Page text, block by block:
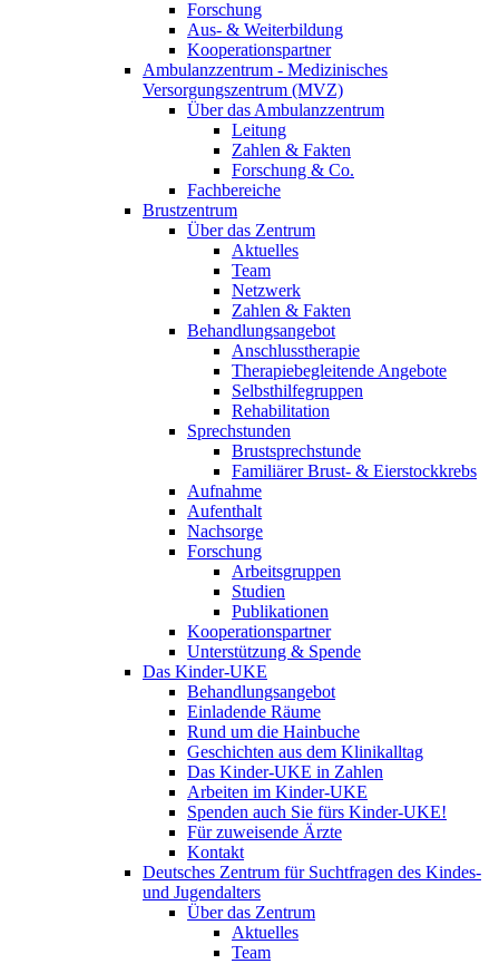
Forschung
Aus- & Weiterbildung
Kooperationspartner
Ambulanzzentrum - Medizinisches
Versorgungszentrum (MVZ)
Über das Ambulanzzentrum
Leitung
Zahlen & Fakten
Forschung & Co.
Fachbereiche
Brustzentrum
Über das Zentrum
Aktuelles
Team
Netzwerk
Zahlen & Fakten
Behandlungsangebot
Anschlusstherapie
Therapiebegleitende Angebote
Selbsthilfegruppen
Rehabilitation
Sprechstunden
Brustsprechstunde
Familiärer Brust- & Eierstockkrebs
Aufnahme
Aufenthalt
Nachsorge
Forschung
Arbeitsgruppen
Studien
Publikationen
Kooperationspartner
Unterstützung & Spende
Das Kinder-UKE
Behandlungsangebot
Einladende Räume
Rund um die Hainbuche
Geschichten aus dem Klinikalltag
Das Kinder-UKE in Zahlen
Arbeiten im Kinder-UKE
Spenden auch Sie fürs Kinder-UKE!
Für zuweisende Ärzte
Kontakt
Deutsches Zentrum für Suchtfragen des Kindes-
und Jugendalters
Über das Zentrum
Aktuelles
Team